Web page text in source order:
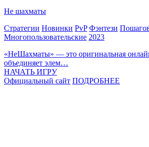
Не шахматы
Стратегии Новинки PvP Фэнтези
Многопользовательские 2023
«НеШахматы» — это оригинальная
объединяет элем…
НАЧАТЬ ИГРУ
Официальный сайт ПОДРОБНЕЕ